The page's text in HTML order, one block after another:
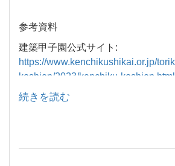
参考資料
建築甲子園公式サイト:
https://www.kenchikushikai.or.jp/
koshien/2023/kenchiku-koshien.html
建築甲子園2023 審査結果発表:
https://www.kenchikushikai.or.jp/
続きを読む